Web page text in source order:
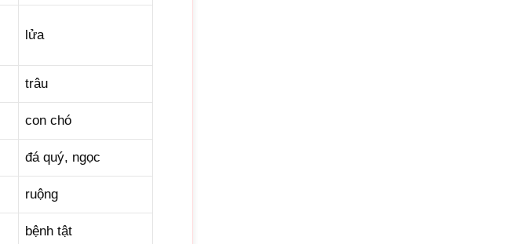
lửa
trâu
con chó
đá quý, ngọc
ruộng
bệnh tật